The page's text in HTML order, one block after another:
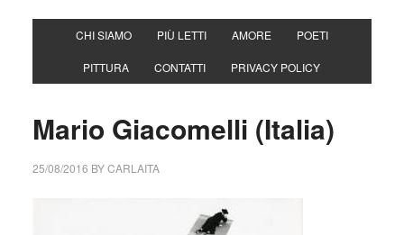
CHI SIAMO PIÙ LETTI AMORE POETI
PITTURA CONTATTI PRIVACY POLICY
Mario Giacomelli (Italia)
25/08/2016 BYCARLAITA